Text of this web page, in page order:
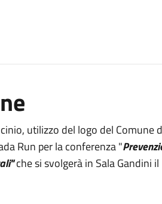
utilizzo del logo del Comune
Run per la conferenza "
che si svolgerà in Sala Gandini